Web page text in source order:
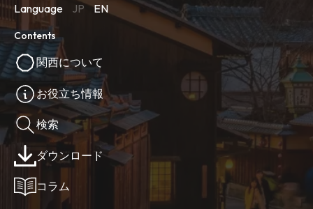
Language JP EN
Contents
関西について
お役立ち情報
検索
ダウンロード
コラム